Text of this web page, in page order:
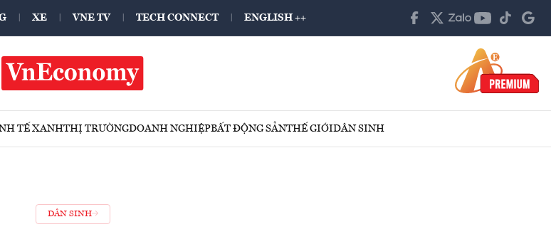
XE VNE TV TECH CONNECT ENGLISH ++
TẾ XANHTHỊ TRƯỜNGDOANH NGHIỆPBẤT ĐỘNG SẢNTHẾ GIỚIDÂN SINH
DÂN SINH